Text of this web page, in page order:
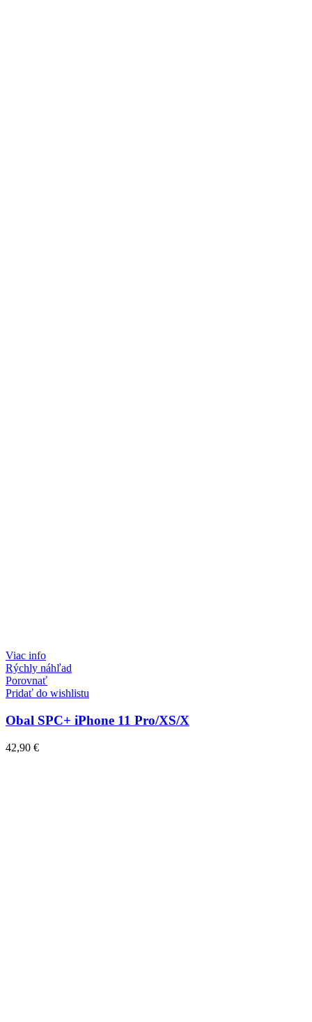
Viac info
Rýchly náhľad
Porovnať
Pridať do wishlistu
Obal SPC+ iPhone 11 Pro/XS/X
42,90 €